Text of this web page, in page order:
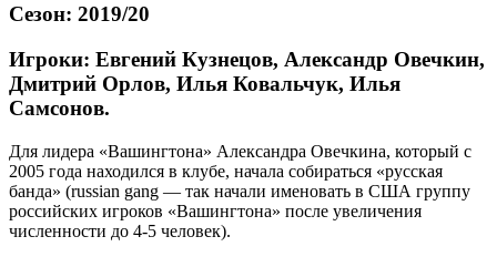
Сезон: 2019/20
Игроки: Евгений Кузнецов, Александр Овечкин,
Дмитрий Орлов, Илья Ковальчук, Илья
Самсонов.
Для лидера «Вашингтона» Александра Овечкина, который с
2005 года находился в клубе, начала собираться «русская
банда» (russian gang — так начали именовать в США группу
российских игроков «Вашингтона» после увеличения
численности до 4-5 человек).